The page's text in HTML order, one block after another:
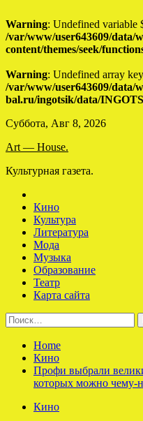
Warning: Undefined variable
/var/www/user643609/data/
content/themes/seek/
Warning: Undefined array
/var/www/user643609/data/
bal.ru/ingotsik/data/
Skip
content
Суббота, Авг 8, 2026
Art — House.
Культурная газета.
Кино
Культура
Литература
Мода
Музыка
Образование
Театр
Карта сайта
Найти:
Home
Кино
Профи выбрали
которых можно чему-
Кино